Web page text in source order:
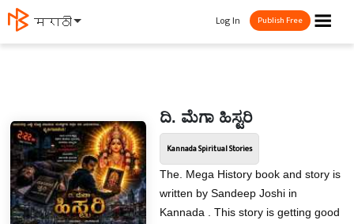
मराठी ☰
Log In Publish Free
ದಿ. ಮೆಗಾ ಹಿಸ್ಟರಿ
Kannada Spiritual Stories
The. Mega History book and story is
written by Sandeep Joshi in
Kannada . This story is getting good